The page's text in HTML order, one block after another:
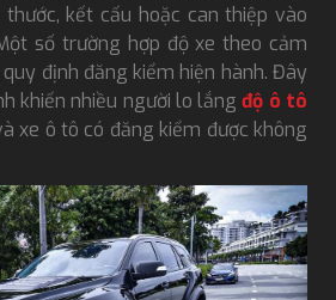
kết cấu hoặc can thiệp vào
số trường hợp độ xe theo cảm
định đăng kiểm hiện hành. Đây
khiến nhiều người lo lắngđộ ô tô
xe ô tô có đăng kiểm được không